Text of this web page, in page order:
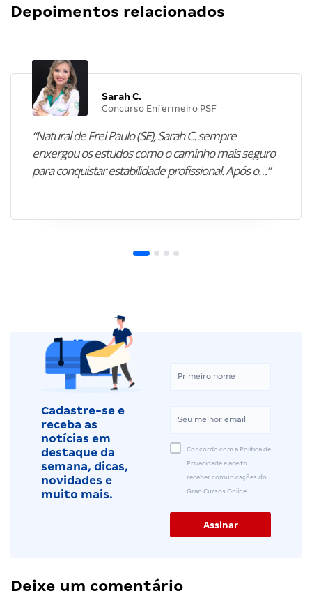
Depoimentos relacionados
Sarah C.
Concurso Enfermeiro PSF
“Natural de Frei Paulo (SE), Sarah C. sempre
enxergou os estudos como o caminho mais seguro
para conquistar estabilidade profissional. Após o…”
Cadastre-se e
receba as
notícias em
destaque da
semana, dicas,
novidades e
muito mais.
Concordo com a Política de
Privacidade e aceito
receber comunicações do
Gran Cursos Online.
Deixe um comentário